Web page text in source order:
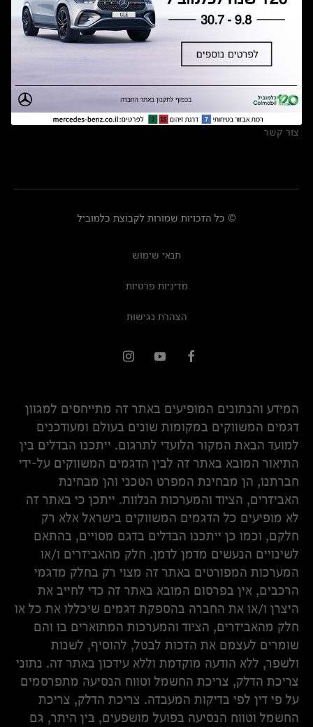
מצאו אותנו
אולמות תצוגה
מרכזי שירות
צור קשר
© כל הזכויות שמורות לקבוצת כלמוביל
תנאי שימוש
מדיניות פרטיות
הצהרת נגישות
המידע והנתונים המופיעים באתר זה מתייחסים למגוון
דגמים המשווקים במקומות שונים בעולם ומעודכנים
למועד הבאת המקור הלועדי לתרגום. ייתכנו הבדלים בין
התיאור המובא באתר זה לבין הדגמים המשווקים על-ידי
חברתנו, הן מבחינת המפרט הטכני והן מבחינת
האביזרים, הציוד והמערכות הנלוות. ייתכן כי באתר זה
לא מופיעים כל הדגמים המשווקים בישראל אלא רק
חלקם, וכמו כן ייתכנו הבדלים בדגם מסויים, בהתאם
לשינויים הנעשים מדמן לדמן. חלק מהאביזרים ו/או
המערכות המפורטים באתר זה מצוי רק בחלק מדגמי
הרכבים, אין בפרסום המובא באתר זה כדי לחייב את
היצרן ו/או את החברה בהספקת דגמים שיכללו את כל או
חלק מהאביזרים, הציוד והמערכות המתוארים בו והם
שומרים לעצמם את הזכות לבטל, להוסיף, לשנות
ולשפר, ללא הודעה מוקדמת וללא עידכון באתר זה. נתוני
צריכת הדלק, צריכת החשמל וטווח הנסיעה מתפרסמים
על פי דין לפי בדיקות המעבדה. צריכת הדלק, צריכת
החשמל וטווח הנסיעה בפועל מושפעים, בין היתר, גם